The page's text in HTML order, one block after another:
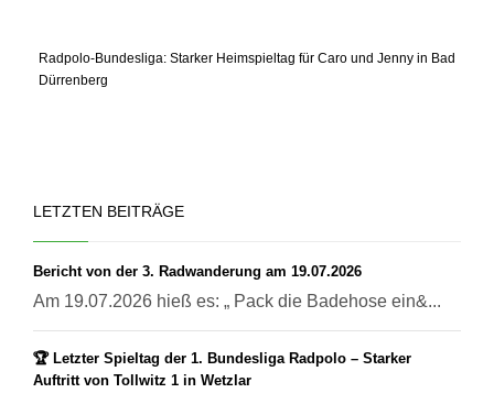
Radpolo-Bundesliga: Starker Heimspieltag für Caro und Jenny in Bad
Dürrenberg
LETZTEN BEITRÄGE
Bericht von der 3. Radwanderung am 19.07.2026
Am 19.07.2026 hieß es: „ Pack die Badehose ein&...
🏆 Letzter Spieltag der 1. Bundesliga Radpolo – Starker
Auftritt von Tollwitz 1 in Wetzlar